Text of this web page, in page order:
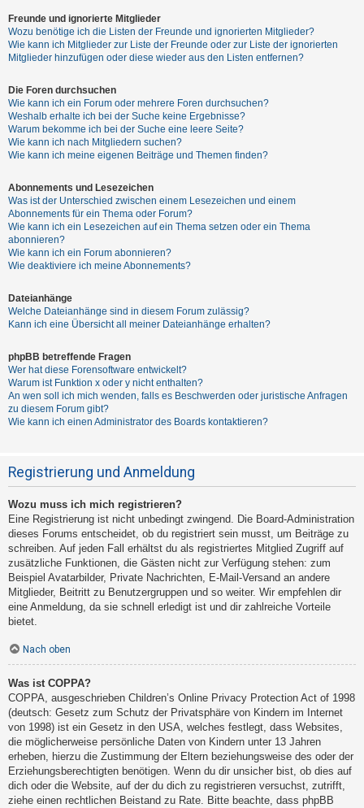
T
h
e
e
n
u
c
h
e
F
A
Freunde und ignorierte Mitglieder
Wozu benötige ich die Listen der Freunde und ignorierten Mitglieder?
Wie kann ich Mitglieder zur Liste der Freunde oder zur Liste der ignorierten
Mitglieder hinzufügen oder diese wieder aus den Listen entfernen?
Die Foren durchsuchen
Wie kann ich ein Forum oder mehrere Foren durchsuchen?
Weshalb erhalte ich bei der Suche keine Ergebnisse?
Warum bekomme ich bei der Suche eine leere Seite?
Wie kann ich nach Mitgliedern suchen?
Wie kann ich meine eigenen Beiträge und Themen finden?
Abonnements und Lesezeichen
Was ist der Unterschied zwischen einem Lesezeichen und einem
Abonnements für ein Thema oder Forum?
Wie kann ich ein Lesezeichen auf ein Thema setzen oder ein Thema
abonnieren?
Wie kann ich ein Forum abonnieren?
Wie deaktiviere ich meine Abonnements?
Dateianhänge
Welche Dateianhänge sind in diesem Forum zulässig?
Kann ich eine Übersicht all meiner Dateianhänge erhalten?
phpBB betreffende Fragen
Wer hat diese Forensoftware entwickelt?
Warum ist Funktion x oder y nicht enthalten?
An wen soll ich mich wenden, falls es Beschwerden oder juristische Anfragen
zu diesem Forum gibt?
Wie kann ich einen Administrator des Boards kontaktieren?
Registrierung und Anmeldung
Wozu muss ich mich registrieren?
Eine Registrierung ist nicht unbedingt zwingend. Die Board-Administration
dieses Forums entscheidet, ob du registriert sein musst, um Beiträge zu
schreiben. Auf jeden Fall erhältst du als registriertes Mitglied Zugriff auf
zusätzliche Funktionen, die Gästen nicht zur Verfügung stehen: zum
Beispiel Avatarbilder, Private Nachrichten, E-Mail-Versand an andere
Mitglieder, Beitritt zu Benutzergruppen und so weiter. Wir empfehlen dir
eine Anmeldung, da sie schnell erledigt ist und dir zahlreiche Vorteile
bietet.
Nach oben
Was ist COPPA?
COPPA, ausgeschrieben Children’s Online Privacy Protection Act of 1998
(deutsch: Gesetz zum Schutz der Privatsphäre von Kindern im Internet
von 1998) ist ein Gesetz in den USA, welches festlegt, dass Websites,
die möglicherweise persönliche Daten von Kindern unter 13 Jahren
erheben, hierzu die Zustimmung der Eltern beziehungsweise des oder der
Erziehungsberechtigten benötigen. Wenn du dir unsicher bist, ob dies auf
dich oder die Website, auf der du dich zu registrieren versuchst, zutrifft,
ziehe einen rechtlichen Beistand zu Rate. Bitte beachte, dass phpBB